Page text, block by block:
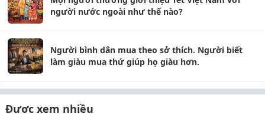
người nước ngoài như thế nào?
Người bình dân mua theo sở thích. Người biết
làm giàu mua thứ giúp họ giàu hơn.
Được xem nhiều